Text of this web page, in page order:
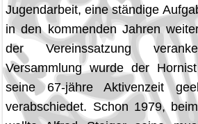
Jugendarbeit, eine ständige
in den kommenden Jahren
der Vereinssatzung
Versammlung wurde der
seine 67-jähre Aktivenzeit
verabschiedet. Schon 1979,